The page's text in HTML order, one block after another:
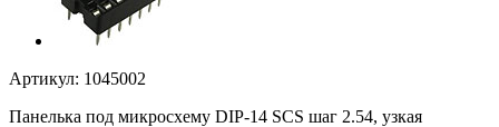
Артикул: 1045002
Панелька под микросхему DIP-14 SCS шаг 2.54, узкая